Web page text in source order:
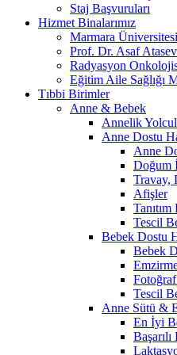
Staj Başvuruları
Hizmet Binalarımız
Marmara
Prof. Dr. Asaf
Radyasyon
Eğitim Aile Sağlığı
Tıbbi Birimler
Anne & Bebek
Annelik
Anne Dostu
Anne
Doğum
Travay,
Afişler
Tescil
Bebek Dostu
Bebek
Tescil
Anne Sütü &
En İyi